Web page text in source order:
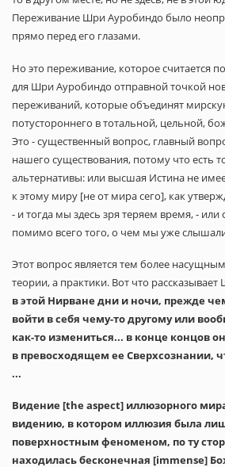
Переживание Шри Ауробиндо было
прямо перед его глазами.
Но это переживание, которое считается
для Шри Ауробиндо отправной точкой
переживаний, которые объединят
потустороннего в тотальной, цельной,
Это - существенный вопрос, главный
нашего существования, потому что есть
альтернативы: или высшая Истина не
к этому миру [не от мира сего], как
- и тогда мы здесь зря теряем время, - или
помимо всего того, о чем мы уже
Этот вопрос является тем более
теории, а практики. Вот что рассказывает
в этой Нирване дни и ночи, прежде
войти в себя чему-то другому или
как-то измениться... в конце концов
в превосходящем ее Сверхсознании,
...
Видение [the aspect] иллюзорного
видению, в котором иллюзия была
поверхностным феноменом, по ту
находилась бесконечная [immense]